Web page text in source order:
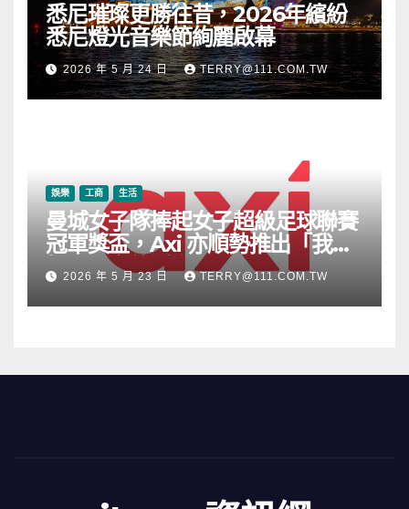
悉尼璀璨更勝往昔，2026年繽紛
悉尼燈光音樂節絢麗啟幕
2026 年 5 月 24 日 TERRY@111.COM.TW
娛樂 工商 生活
曼城女子隊捧起女子超級足球聯賽
冠軍獎盃，Axi 亦順勢推出「我的
根源」宣傳活動
2026 年 5 月 23 日 TERRY@111.COM.TW